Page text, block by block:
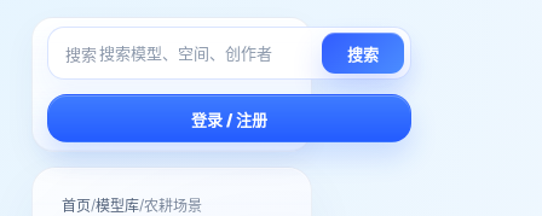
搜索 搜索
登录 / 注册
首页/模型库/农耕场景